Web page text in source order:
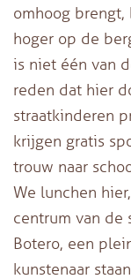
omhoog
hoger op de
is niet één van
reden dat hier
straatkinderen
krijgen gratis
trouw naar
We lunchen
centrum van de
Botero, een
kunstenaar